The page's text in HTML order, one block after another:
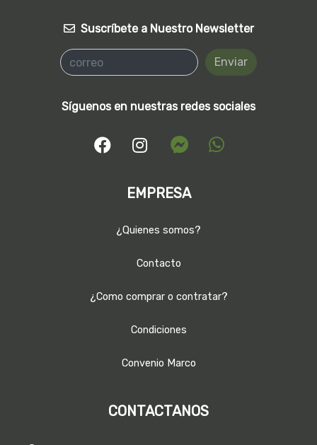
Suscríbete a Nuestro Newsletter
Enviar
Síguenos en nuestras redes sociales
EMPRESA
¿Quienes somos?
Contacto
¿Como comprar o contratar?
Condiciones
Convenio Marco
CONTACTANOS